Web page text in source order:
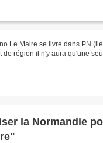
Le Maire se livre dans PN
de région il n'y aura qu'une
la Normandie